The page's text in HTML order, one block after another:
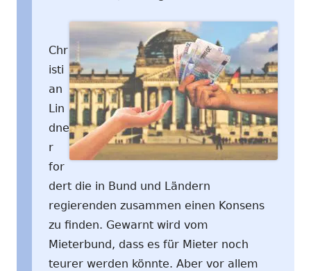
Chr
isti
an
Lin
dne
r
for
dert die in Bund und Ländern
regierenden zusammen einen Konsens
zu finden. Gewarnt wird vom
Mieterbund, dass es für Mieter noch
teurer werden könnte. Aber vor allem